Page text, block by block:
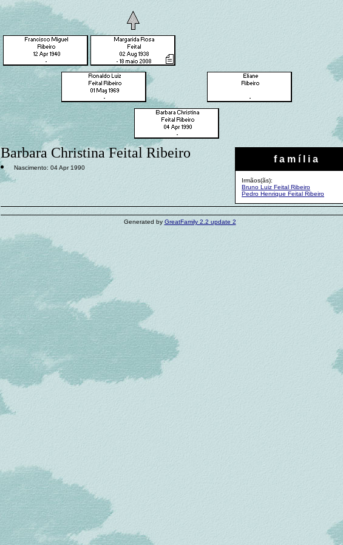
f a m í l i a
Irmãos(ãs):
Bruno Luiz Feital Ribeiro
Pedro Henrique Feital Ribeiro
Barbara Christina Feital Ribeiro
Nascimento: 04 Apr 1990
Generated by GreatFamily 2.2 update 2